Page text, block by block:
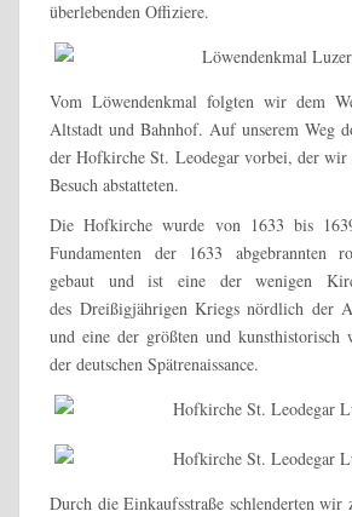
überlebenden Offiziere.
Vom Löwendenkmal folgten wir dem
Altstadt und Bahnhof. Auf unserem Weg
der Hofkirche St. Leodegar vorbei, der wir
Besuch abstatteten.
Die Hofkirche wurde von 1633 bis
Fundamenten der 1633 abgebrannten
gebaut und ist eine der wenigen
des Dreißigjährigen Kriegs nördlich der
und eine der größten und kunsthistorisch
der deutschen Spätrenaissance.
Durch die Einkaufsstraße schlenderten wir